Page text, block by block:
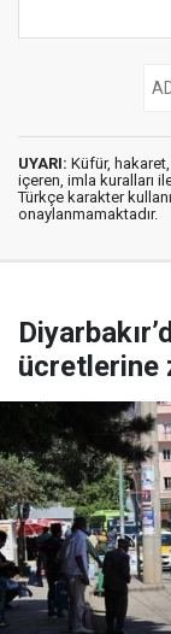
UYARI: Küfür,
içeren, imla kuralları
Türkçe karakter
onaylanmamaktadır.
ücretlerine